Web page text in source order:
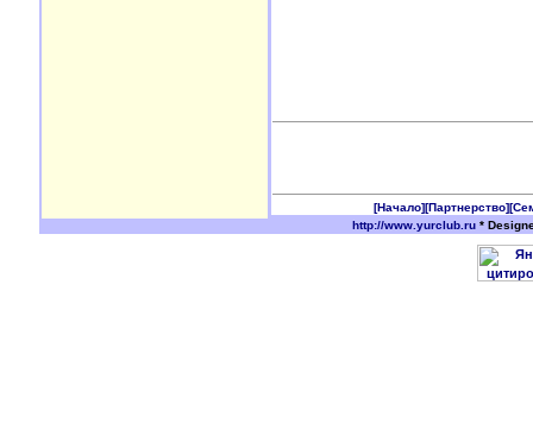
[Начало][Партнерство]
http://www.yurclub.ru *